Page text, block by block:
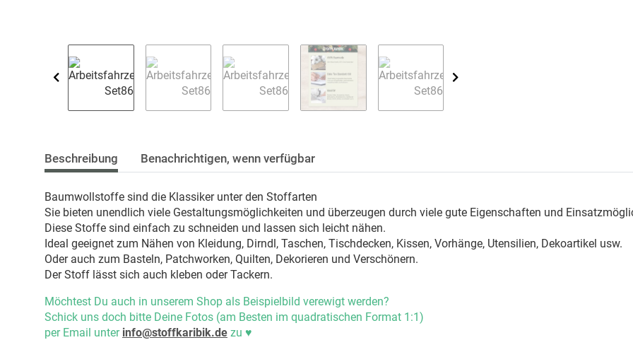
Beschreibung Benachrichtigen, wenn verfügbar
Baumwollstoffe sind die Klassiker unter den Stoffarten
Sie bieten unendlich viele Gestaltungsmöglichkeiten und überzeugen durch viele gute Eigenschaften und
Diese Stoffe sind einfach zu schneiden und lassen sich leicht nähen.
Ideal geeignet zum Nähen von Kleidung, Dirndl, Taschen, Tischdecken, Kissen, Vorhänge, Utensilien, Dekoartikel usw.
Oder auch zum Basteln, Patchworken, Quilten, Dekorieren und Verschönern.
Der Stoff lässt sich auch kleben oder Tackern.
Möchtest Du auch in unserem Shop als Beispielbild verewigt werden?
Schick uns doch bitte Deine Fotos (am Besten im quadratischen Format 1:1)
per Email unter info@stoffkaribik.de zu ♥